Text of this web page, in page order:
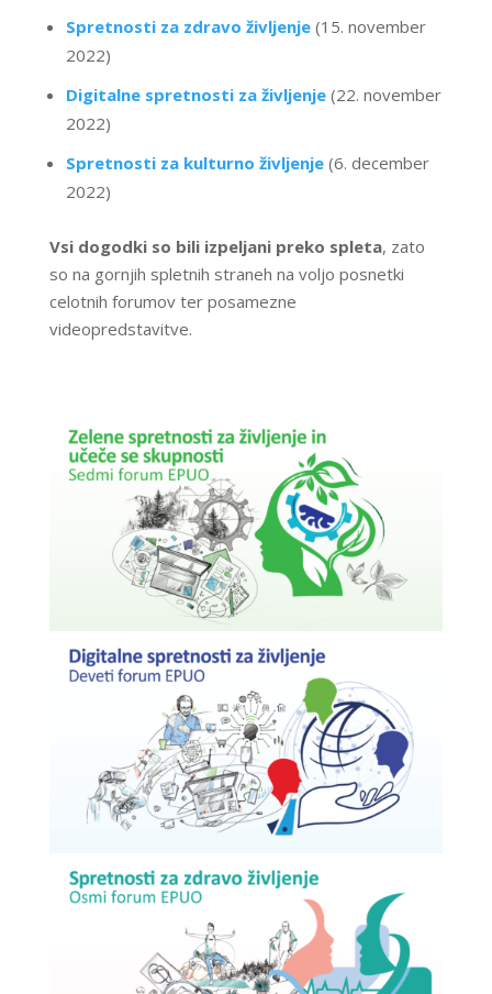
Spretnosti za zdravo življenje(15. november
2022)
Digitalne spretnosti za življenje(22. november
2022)
Spretnosti za kulturno življenje(6. december
2022)
Vsi dogodki so bili izpeljani preko spleta, zato
so na gornjih spletnih straneh na voljo posnetki
celotnih forumov ter posamezne
videopredstavitve.